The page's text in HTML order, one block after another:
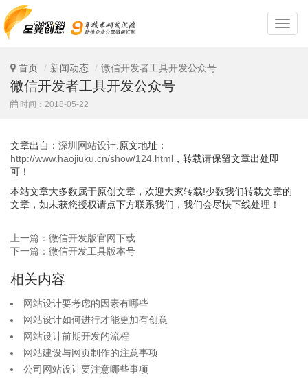
深
圳
首页 新闻动态 微信开发者工具开发公众号
微信开发者工具开发公众号
时间：2018-05-22
文章出自： 深圳网站设计 ,原文地址：
http://www.haojiuku.cn/show/124.html ，转载请保留文章出处即
可！
本站文章大多数属于原创文章，欢迎大家转载!少数我们转载文章的
文章，如未获您授权请点下方联系我们，我们会尽快下线处理！
上一篇：微信开发版官网下载
下一篇：微信开发工具版本号
相关内容
网站设计要考虑的因素有哪些
网站设计如何进行才能更加有创意
网站设计前期开发的流程
网站建设与网页制作的注意事项
公司网站设计要注意哪些事项